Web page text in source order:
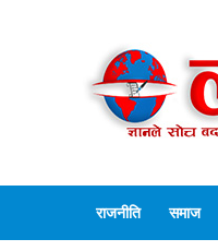
राजनीति समाज